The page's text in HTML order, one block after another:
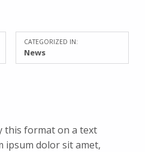
CATEGORIZED IN:
News
this format on a text
ipsum dolor sit amet,